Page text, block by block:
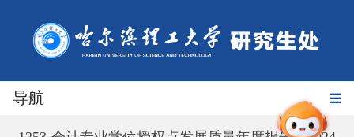
导航